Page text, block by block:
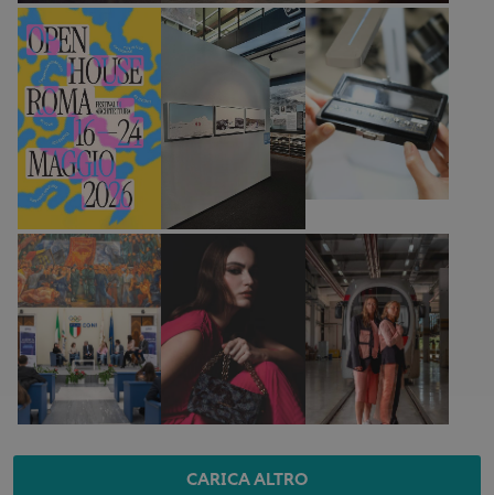
CARICA ALTRO